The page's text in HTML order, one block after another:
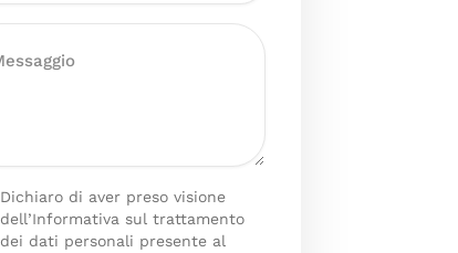
Dichiaro di aver preso visione
dell’Informativa sul trattamento
dei dati personali presente al